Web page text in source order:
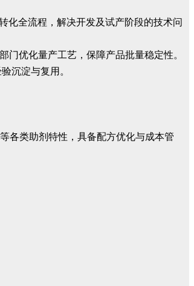
化全流程，解决开发及试产阶段的技术问
优化量产工艺，保障产品批量稳定性。
沉淀与复用。
各类助剂特性，具备配方优化与成本管